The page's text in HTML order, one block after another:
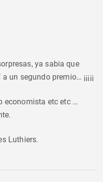
ya sabia que
segundo premio… ¡¡¡¡¡
economista etc etc …
Luthiers.